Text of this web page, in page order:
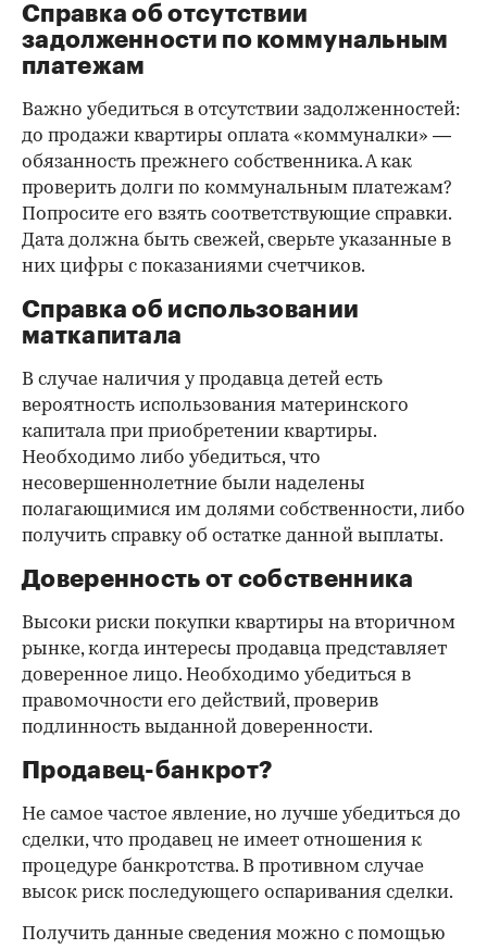
Справка об отсутствии
задолженности по коммунальным
платежам
Важно убедиться в отсутствии задолженностей:
до продажи квартиры оплата «коммуналки» —
обязанность прежнего собственника. А как
проверить долги по коммунальным платежам?
Попросите его взять соответствующие справки.
Дата должна быть свежей, сверьте указанные в
них цифры с показаниями счетчиков.
Справка об использовании
маткапитала
В случае наличия у продавца детей есть
вероятность использования материнского
капитала при приобретении квартиры.
Необходимо либо убедиться, что
несовершеннолетние были наделены
полагающимися им долями собственности, либо
получить справку об остатке данной выплаты.
Доверенность от собственника
Высоки риски покупки квартиры на вторичном
рынке, когда интересы продавца представляет
доверенное лицо. Необходимо убедиться в
правомочности его действий, проверив
подлинность выданной доверенности.
Продавец-банкрот?
Не самое частое явление, но лучше убедиться до
сделки, что продавец не имеет отношения к
процедуре банкротства. В противном случае
высок риск последующего оспаривания сделки.
Получить данные сведения можно с помощью